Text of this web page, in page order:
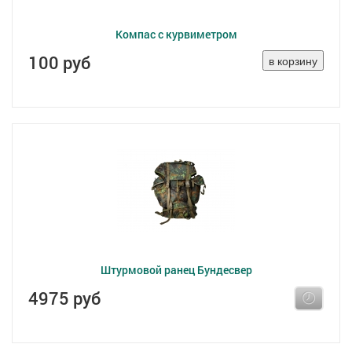
Компас с курвиметром
100 руб
Штурмовой ранец Бундесвер
4975 руб